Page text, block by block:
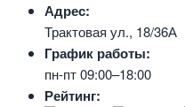
Адрес:
Трактовая ул., 18/36А
График работы:
пн-пт 09:00–18:00
Рейтинг: